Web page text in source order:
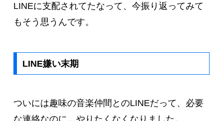
LINEに支配されてたなって、今振り返ってみて
もそう思うんです。
LINE嫌い末期
ついには趣味の音楽仲間とのLINEだって、必要
な連絡なのに…やりたくなくなりました。